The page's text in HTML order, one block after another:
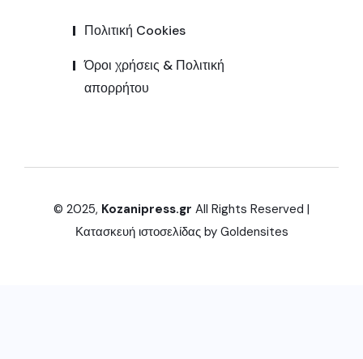
Πολιτική Cookies
Όροι χρήσεις & Πολιτική
απορρήτου
© 2025, Kozanipress.gr All Rights Reserved |
Κατασκευή ιστοσελίδας by Goldensites